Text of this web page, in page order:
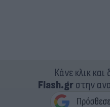
Κάνε κλικ
Flash.grστην